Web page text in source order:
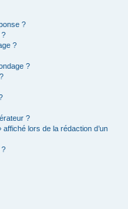
?
?
?
?
?
lors de la rédaction d’un
?